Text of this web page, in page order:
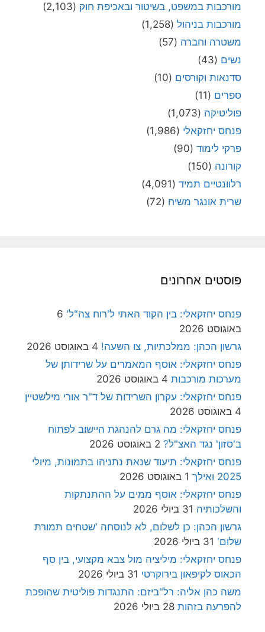
מורכבות במשפט, בשיטור ובאכיפת חוק (2,103)
מורכבות בניהול (1,258)
משטרה וחברה (57)
נשים (43)
סדנאות וקורסים (10)
ספרים (11)
פוליטיקה (1,073)
פנחס יחזקאלי (1,986)
פרקי לימוד (90)
קורונה (150)
רלוונטיים תמיד (4,091)
שרית אונגר משיח (72)
פוסטים אחרונים
פנחס יחזקאלי: בין הקוד האתי ל'רוח צה"ל' 6
באוגוסט 2026
גרשון הכהן: ממלכתיות, צו השעה! 4 באוגוסט 2026
פנחס יחזקאלי: אוסף המאמרים על שרידותן של
מערכות מורכבות 4 באוגוסט 2026
פנחס יחזקאלי: עקרון השרידות של ד"ר אורי מילשטיין
4 באוגוסט 2026
פנחס יחזקאלי: מה גרם להנהגת היישוב לפתוח
ב'סזון' נגד האצ"ל? 2 באוגוסט 2026
פנחס יחזקאלי: תיעוד שנאת נתניהו בתמונות, מיולי
2025 ואילך
1 באוגוסט 2026
פנחס יחזקאלי: אוסף ממים על ההתנתקות
והשלכותיה 31 ביולי 2026
גרשון הכהן: כן לשלום, לא לנוסחה 'שטחים תמורת
שלום' 31 ביולי 2026
פנחס יחזקאלי: מיליציה מול צבא מקצועי, בין סף
הכאוס לקיפאון בירוקרטי 31 ביולי 2026
משה כהן אליה: רל"ביזם: התנגדות פוליטית שהופכת
להפרעה בזהות 28 ביולי 2026